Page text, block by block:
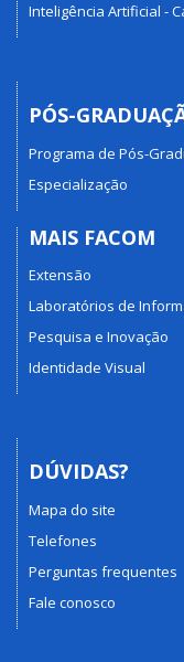
Inteligência Artificial -
PÓS-
Programa de Pós-
Especialização
MAIS FACOM
Extensão
Laboratórios de
Pesquisa e Inovação
Identidade Visual
DÚVIDAS?
Mapa do site
Telefones
Perguntas frequentes
Fale conosco